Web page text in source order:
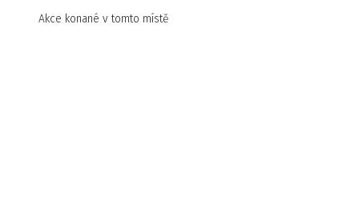
Akce konané v tomto místě